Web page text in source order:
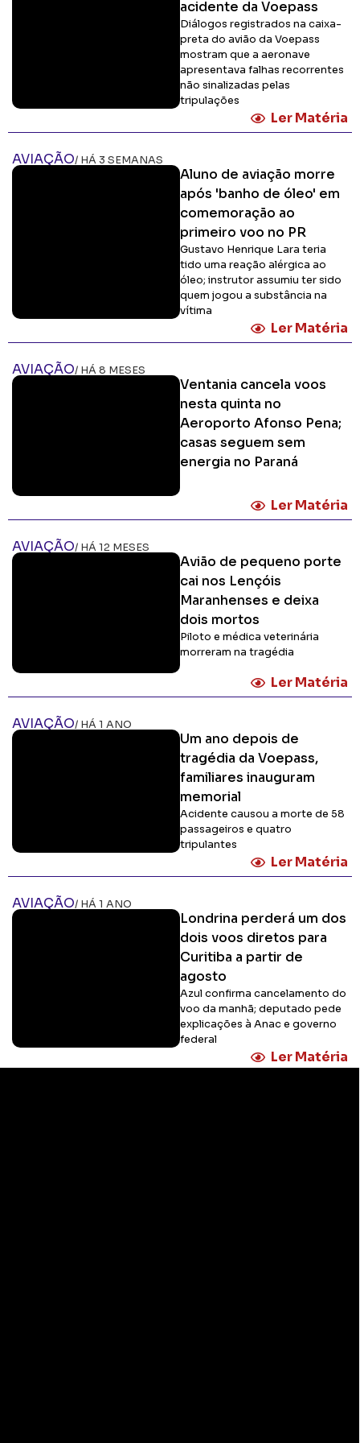
acidente da Voepass
Diálogos registrados na caixa-
preta do avião da Voepass
mostram que a aeronave
apresentava falhas recorrentes
não sinalizadas pelas
tripulações
Ler Matéria
AVIAÇÃO/ HÁ 3 SEMANAS
Aluno de aviação morre
após 'banho de óleo' em
comemoração ao
primeiro voo no PR
Gustavo Henrique Lara teria
tido uma reação alérgica ao
óleo; instrutor assumiu ter sido
quem jogou a substância na
vítima
Ler Matéria
AVIAÇÃO/ HÁ 8 MESES
Ventania cancela voos
nesta quinta no
Aeroporto Afonso Pena;
casas seguem sem
energia no Paraná
Ler Matéria
AVIAÇÃO/ HÁ 12 MESES
Avião de pequeno porte
cai nos Lençóis
Maranhenses e deixa
dois mortos
Piloto e médica veterinária
morreram na tragédia
Ler Matéria
AVIAÇÃO/ HÁ 1 ANO
Um ano depois de
tragédia da Voepass,
familiares inauguram
memorial
Acidente causou a morte de 58
passageiros e quatro
tripulantes
Ler Matéria
AVIAÇÃO/ HÁ 1 ANO
Londrina perderá um dos
dois voos diretos para
Curitiba a partir de
agosto
Azul confirma cancelamento do
voo da manhã; deputado pede
explicações à Anac e governo
federal
Ler Matéria